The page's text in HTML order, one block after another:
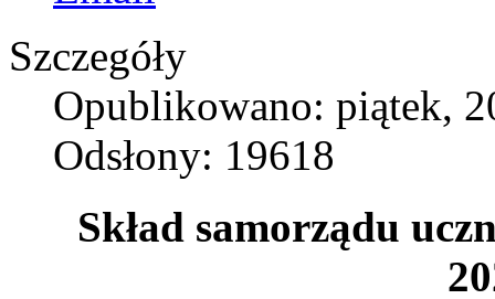
Szczegóły
Opublikowano: piątek,
Odsłony: 19618
Skład samorządu